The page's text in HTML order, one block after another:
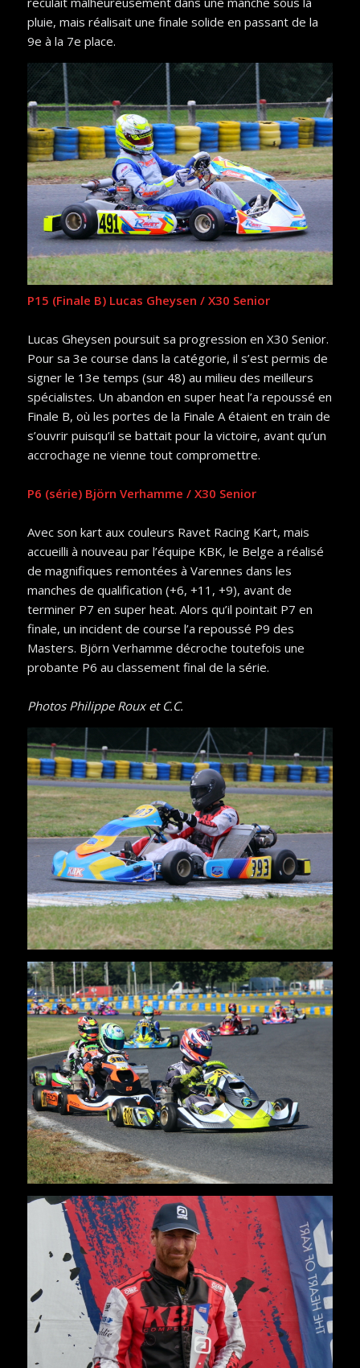
pluie, mais réalisait une finale solide en passant de la
9e à la 7e place.
P15 (Finale B) Lucas Gheysen / X30 Senior
Lucas Gheysen poursuit sa progression en X30 Senior.
Pour sa 3e course dans la catégorie, il s’est permis de
signer le 13e temps (sur 48) au milieu des meilleurs
spécialistes. Un abandon en super heat l’a repoussé en
Finale B, où les portes de la Finale A étaient en train de
s’ouvrir puisqu’il se battait pour la victoire, avant qu’un
accrochage ne vienne tout compromettre.
P6 (série) Björn Verhamme / X30 Senior
Avec son kart aux couleurs Ravet Racing Kart, mais
accueilli à nouveau par l’équipe KBK, le Belge a réalisé
de magnifiques remontées à Varennes dans les
manches de qualification (+6, +11, +9), avant de
terminer P7 en super heat. Alors qu’il pointait P7 en
finale, un incident de course l’a repoussé P9 des
Masters. Björn Verhamme décroche toutefois une
probante P6 au classement final de la série.
Photos Philippe Roux et C.C.